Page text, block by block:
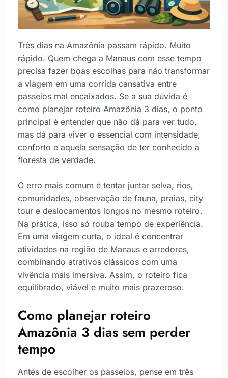
Três dias na Amazônia passam rápido. Muito
rápido. Quem chega a Manaus com esse tempo
precisa fazer boas escolhas para não transformar
a viagem em uma corrida cansativa entre
passeios mal encaixados. Se a sua dúvida é
como planejar roteiro Amazônia 3 dias, o ponto
principal é entender que não dá para ver tudo,
mas dá para viver o essencial com intensidade,
conforto e aquela sensação de ter conhecido a
floresta de verdade.
O erro mais comum é tentar juntar selva, rios,
comunidades, observação de fauna, praias, city
tour e deslocamentos longos no mesmo roteiro.
Na prática, isso só rouba tempo de experiência.
Em uma viagem curta, o ideal é concentrar
atividades na região de Manaus e arredores,
combinando atrativos clássicos com uma
vivência mais imersiva. Assim, o roteiro fica
equilibrado, viável e muito mais prazeroso.
Como planejar roteiro
Amazônia 3 dias sem perder
tempo
Antes de escolher os passeios, pense em três